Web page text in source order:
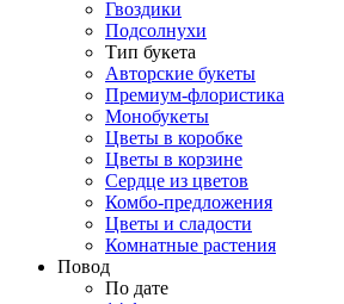
Гвоздики
Подсолнухи
Тип букета
Авторские букеты
Премиум-флористика
Монобукеты
Цветы в коробке
Цветы в корзине
Сердце из цветов
Комбо-предложения
Цветы и сладости
Комнатные растения
Повод
По дате